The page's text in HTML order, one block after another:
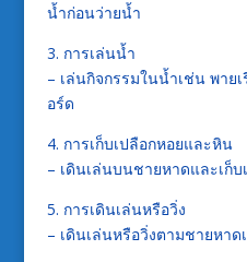
น้ำก่อนว่ายน้ำ
3. การเล่นน้ำ
– เล่นกิจกรรมในน้ำเช่น พาย
อร์ด
4. การเก็บเปลือกหอยและหิน
– เดินเล่นบนชายหาดและเก็
5. การเดินเล่นหรือวิ่ง
– เดินเล่นหรือวิ่งตามชายหา